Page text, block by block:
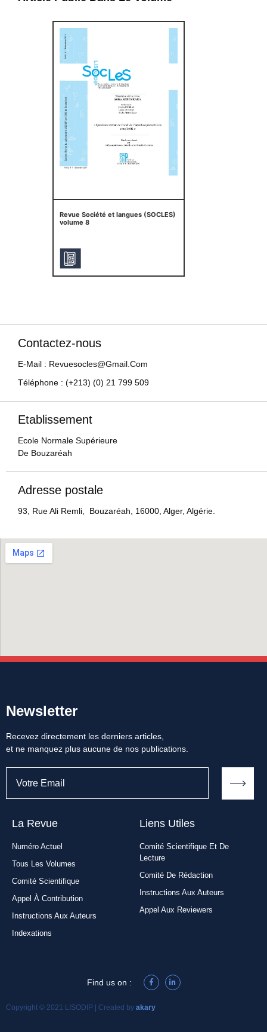
Revue Société et langues (SOCLES)
volume 8
Contactez-nous
E-Mail : Revuesocles@gmail.com
Téléphone : (+213) (0) 21 799 509
Etablissement
Ecole Normale Supérieure
De Bouzaréah
Adresse postale
93, Rue Ali Remli, Bouzaréah, 16000, Alger, Algérie.
Newsletter
Recevez directement les derniers articles,
et ne manquez plus aucune de nos publications.
La Revue
Numéro Actuel
Tous Les Volumes
Comité Scientifique
Appel À Contribution
Instructions Aux Auteurs
Indexations
Liens Utiles​
Comité Scientifique Et De
Lecture
Comité De Rédaction
Instructions Aux Auteurs
Appel Aux Reviewers
Copyright © 2021 LISODIP | Created by akary
Find us on :